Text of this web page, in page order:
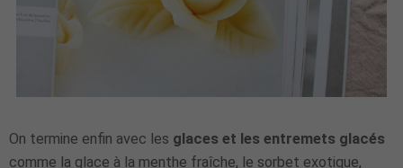
On termine enfin avec les glaces et les entremets glacés
comme la glace à la menthe fraîche, le sorbet exotique,